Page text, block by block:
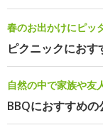
春のお出かけにピッ
ピクニックにおす
自然の中で家族や友
BBQにおすすめの